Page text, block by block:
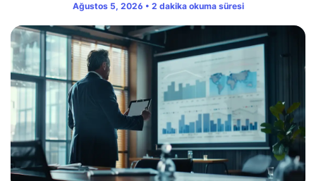
Ağustos 5, 2026 • 2 dakika okuma süresi